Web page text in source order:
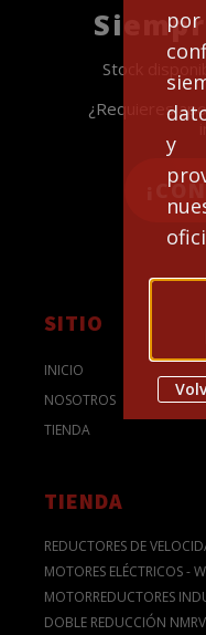
y
Stock
¿Requieres
SITIO
INICIO
NOSOTROS
TIENDA
TIENDA
REDUCTORES DE
MOTORES ELÉCTRICOS -
MOTORREDUCTORES
DOBLE REDUCCIÓN NMRV